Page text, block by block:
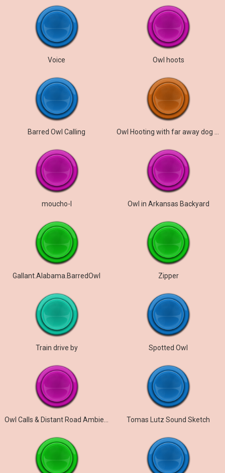
Voice Owl hoots
Barred Owl Calling
moucho-I Owl in Arkansas Backyard
Gallant.Alabama.BarredOwl Zipper
Train drive by Spotted Owl
Tomas Lutz Sound Sketch